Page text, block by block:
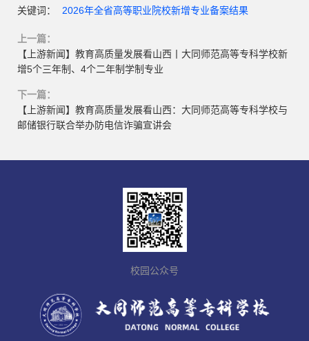
关键词： 2026年全省高等职业院校新增专业备案结果
上一篇：
【上游新闻】教育高质量发展看山西丨大同师范高等专科学校新
增5个三年制、4个二年制学制专业
下一篇：
【上游新闻】教育高质量发展看山西：大同师范高等专科学校与
邮储银行联合举办防电信诈骗宣讲会
校园公众号